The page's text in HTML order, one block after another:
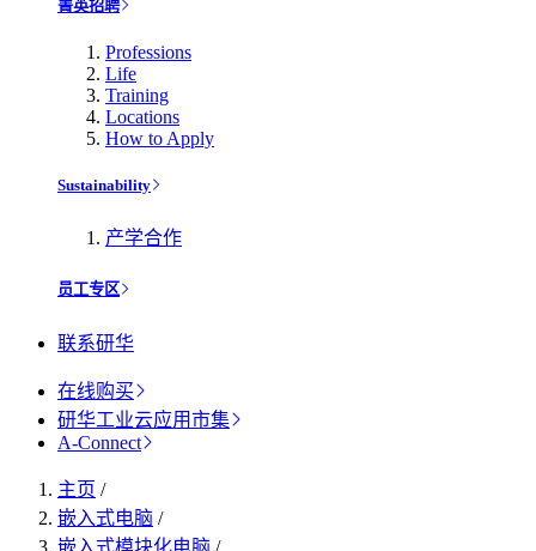
菁英招聘
Professions
Life
Training
Locations
How to Apply
Sustainability
产学合作
员工专区
联系研华
在线购买
研华工业云应用市集
A-Connect
主页 /
嵌入式电脑 /
嵌入式模块化电脑 /